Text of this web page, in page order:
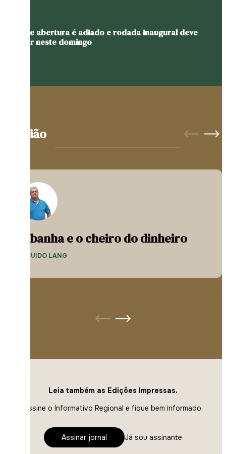
Jogo de abertura é adiado e rodada inaugural deve
ocorrer neste domingo
Opinião
A banha e o cheiro do dinheiro
— GUIDO LANG
Leia também as Edições Impressas.
Assine o Informativo Regional e fique bem informado.
Assinar jornal Já sou assinante